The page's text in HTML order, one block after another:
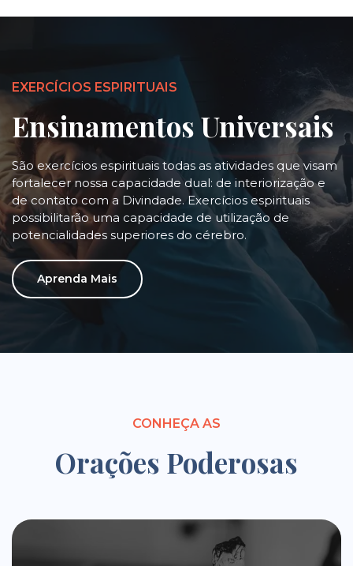
EXERCÍCIOS ESPIRITUAIS
Ensinamentos Universais
São exercícios espirituais todas as atividades que visam
fortalecer nossa capacidade dual: de interiorização e
de contato com a Divindade. Exercícios espirituais
possibilitarão uma capacidade de utilização de
potencialidades superiores do cérebro.
Aprenda Mais
CONHEÇA AS
Orações Poderosas